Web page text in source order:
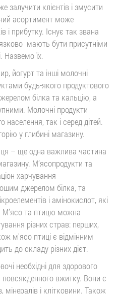
клієнтів і змусити
асортимент може
і прибутку. Існує так звана
мають бути присутніми
Назвемо їх.
йогурт та інші молочні
будь-якого продуктового
білка та кальцію, а
Молочні продукти
населення, так і серед дітей.
у глибині магазину.
– ще одна важлива частина
М’ясопродукти та
харчування
джерелом білка, та
і амінокислот, які
М’ясо та птицю можна
різних страв: перших,
м'ясо птиці є відмінним
до складу різних дієт.
необхідні для здорового
вжитку. Вони є
і клітковини. Також